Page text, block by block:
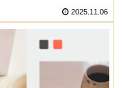
2025.11.06